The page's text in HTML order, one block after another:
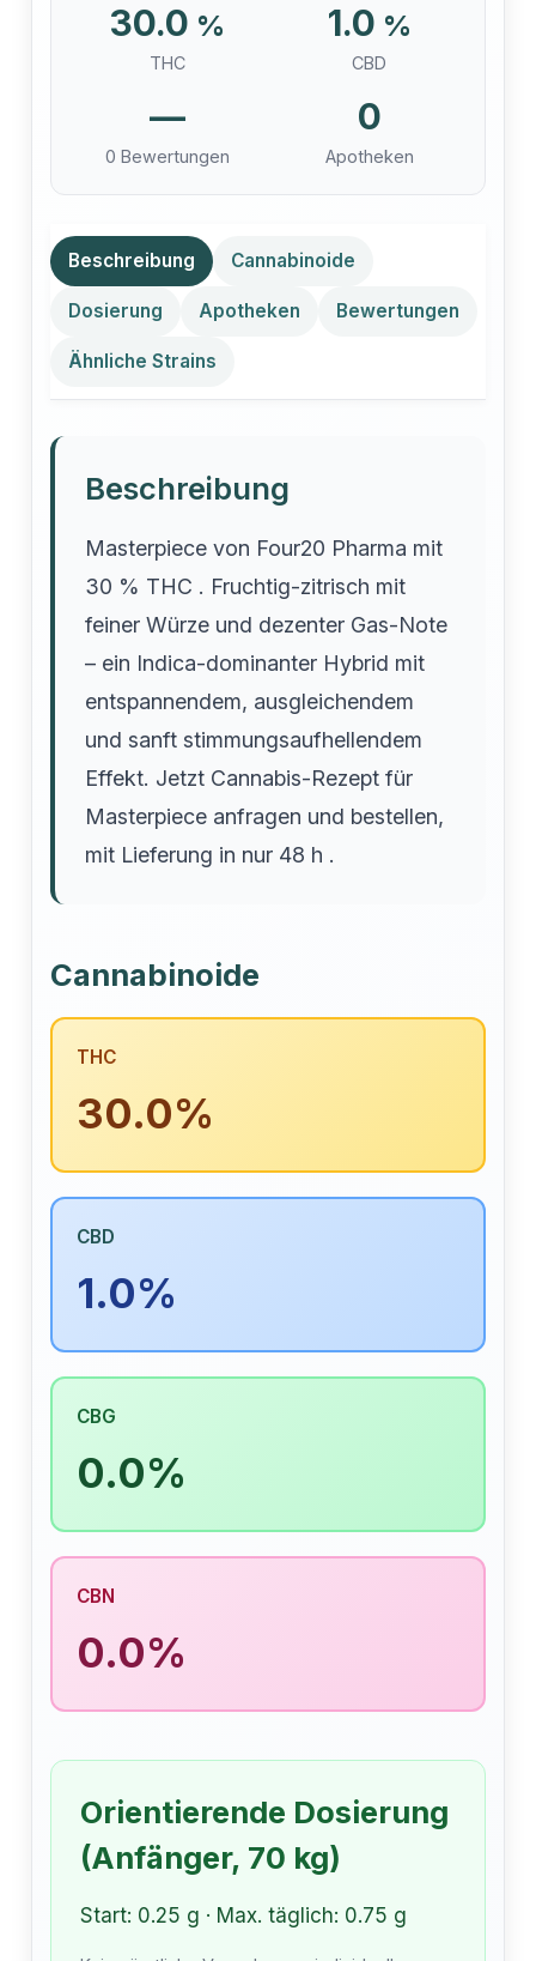
30.0 %
THC
1.0 %
CBD
—
0 Bewertungen
0
Apotheken
Beschreibung Cannabinoide
Dosierung Apotheken Bewertungen
Ähnliche Strains
Beschreibung
Masterpiece von Four20 Pharma mit
30 % THC . Fruchtig-zitrisch mit
feiner Würze und dezenter Gas-Note
– ein Indica-dominanter Hybrid mit
entspannendem, ausgleichendem
und sanft stimmungsaufhellendem
Effekt. Jetzt Cannabis-Rezept für
Masterpiece anfragen und bestellen,
mit Lieferung in nur 48 h .
Cannabinoide
THC
30.0%
CBD
1.0%
CBG
0.0%
CBN
0.0%
Orientierende Dosierung
(Anfänger, 70 kg)
Start: 0.25 g · Max. täglich: 0.75 g